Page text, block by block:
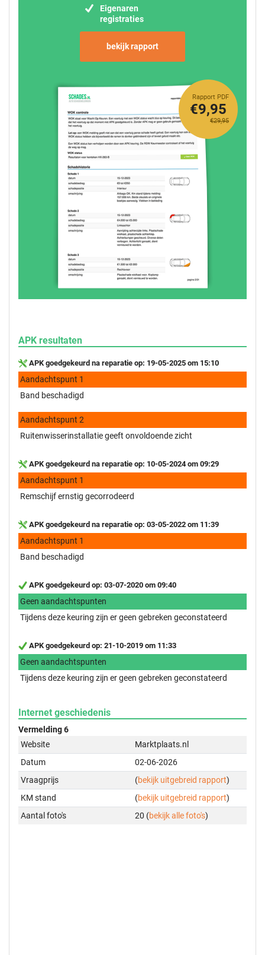
Eigenaren
registraties
bekijk rapport
Rapport PDF
€29,95
€9,95
APK resultaten
APK goedgekeurd na reparatie op: 19-05-2025 om 15:10
Aandachtspunt 1
Band beschadigd
Aandachtspunt 2
Ruitenwisserinstallatie geeft onvoldoende zicht
APK goedgekeurd na reparatie op: 10-05-2024 om 09:29
Aandachtspunt 1
Remschijf ernstig gecorrodeerd
APK goedgekeurd na reparatie op: 03-05-2022 om 11:39
Aandachtspunt 1
Band beschadigd
APK goedgekeurd op: 03-07-2020 om 09:40
Geen aandachtspunten
Tijdens deze keuring zijn er geen gebreken geconstateerd
APK goedgekeurd op: 21-10-2019 om 11:33
Geen aandachtspunten
Tijdens deze keuring zijn er geen gebreken geconstateerd
Internet geschiedenis
Vermelding 6
Website
Marktplaats.nl
Datum
02-06-2026
Vraagprijs
(bekijk uitgebreid rapport)
KM stand
(bekijk uitgebreid rapport)
Aantal foto's
20 (bekijk alle foto's)